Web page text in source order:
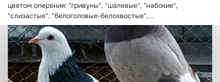
цветом оперения: "гривуны", "шалевые", "набокие",
"слизастые", "белоголовые-белохвостые",...